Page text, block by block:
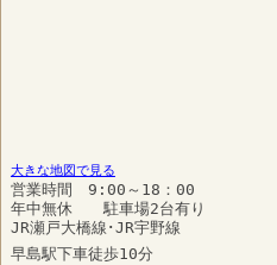
大きな地図で見る
営業時間 9:00～18：00
年中無休 駐車場2台有り
JR瀬戸大橋線･JR宇野線
早島駅下車徒歩10分